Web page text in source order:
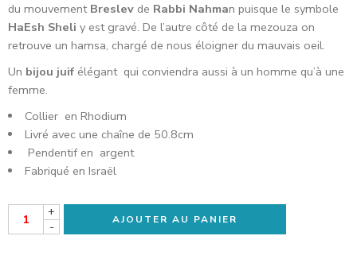
du mouvement Breslev de Rabbi Nahman puisque le symbole
HaEsh Sheli y est gravé. De l’autre côté de la mezouza on
retrouve un hamsa, chargé de nous éloigner du mauvais oeil.
Un bijou juif élégant qui conviendra aussi à un homme qu’à une
femme.
Collier en Rhodium
Livré avec une chaîne de 50.8cm
Pendentif en argent
Fabriqué en Israël
+
-
AJOUTER AU PANIER